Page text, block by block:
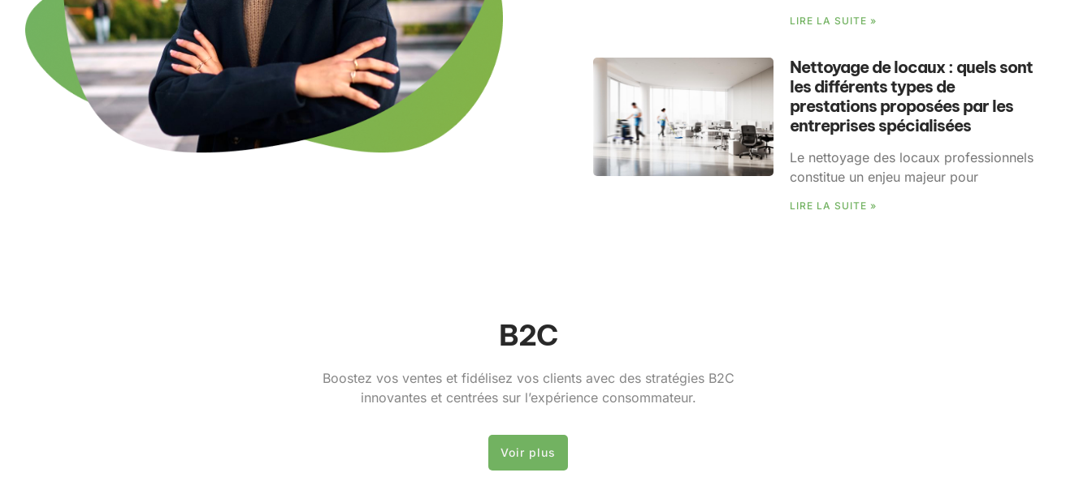
LIRE LA SUITE »
Nettoyage de locaux : quels sont
les différents types de
prestations proposées par les
entreprises spécialisées
Le nettoyage des locaux professionnels
constitue un enjeu majeur pour
LIRE LA SUITE »
B2C
Boostez vos ventes et fidélisez vos clients avec des stratégies B2C
innovantes et centrées sur l’expérience consommateur.
Voir plus